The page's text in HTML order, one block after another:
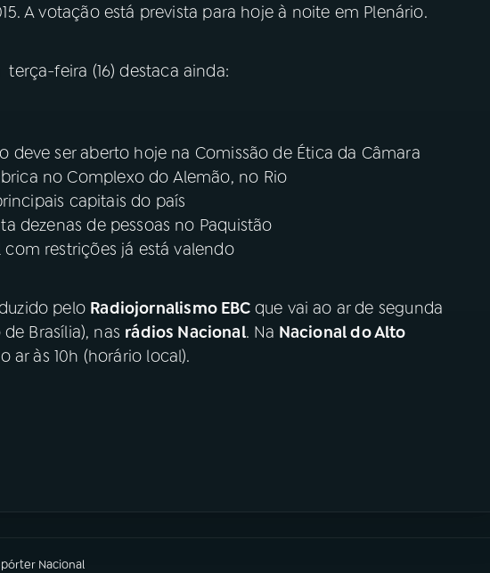
A votação está prevista para hoje à noite em Plenário.
feira (16) destaca ainda:
deve ser aberto hoje na Comissão de Ética da Câmara
no Complexo do Alemão, no Rio
capitais do país
dezenas de pessoas no Paquistão
restrições já está valendo
pelo Radiojornalismo EBC que vai ao ar de segunda
Brasília), nas rádios Nacional. Na Nacional do Alto
ar às 10h (horário local).
Nacional